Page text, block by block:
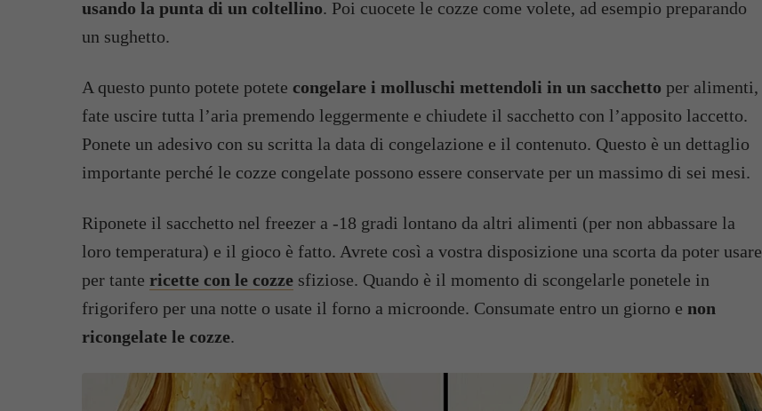
usando la punta di un coltellino. Poi cuocete le cozze come volete, ad esempio preparando
un sughetto.
A questo punto potete potete congelare i molluschi mettendoli in un sacchetto per alimenti,
fate uscire tutta l’aria premendo leggermente e chiudete il sacchetto con l’apposito laccetto.
Ponete un adesivo con su scritta la data di congelazione e il contenuto. Questo è un dettaglio
importante perché le cozze congelate possono essere conservate per un massimo di sei mesi.
Riponete il sacchetto nel freezer a -18 gradi lontano da altri alimenti (per non abbassare la
loro temperatura) e il gioco è fatto. Avrete così a vostra disposizione una scorta da poter usare
per tante ricette con le cozze sfiziose. Quando è il momento di scongelarle ponetele in
frigorifero per una notte o usate il forno a microonde. Consumate entro un giorno e non
ricongelate le cozze.